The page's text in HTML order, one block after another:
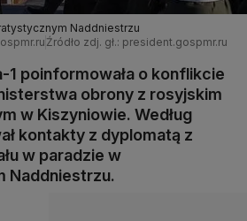
Naddniestrzu
Źródło zdj. gł.: president.gospmr.ru
1 poinformowała o konflikcie
obrony z rosyjskim
w Kiszyniowie. Według
kontakty z dyplomatą z
w paradzie w
Naddniestrzu.